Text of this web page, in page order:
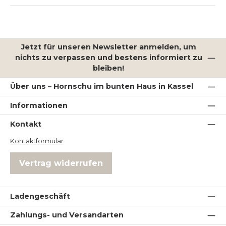
Jetzt für unseren Newsletter anmelden, um
nichts zu verpassen und bestens informiert zu
bleiben!
Über uns – Hornschu im bunten Haus in Kassel
Informationen
Kontakt
Kontaktformular
Vertrag widerrufen
Ladengeschäft
Zahlungs- und Versandarten